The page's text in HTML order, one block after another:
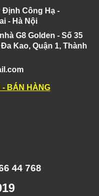
Công Hạ -
- Hà Nội
G8 Golden - Số 35
Kao, Quận 1, Thành
- BÁN HÀNG
44 768